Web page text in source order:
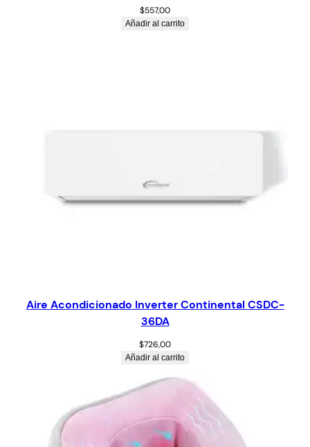
$557,00
Añadir al carrito
Aire Acondicionado Inverter Continental CSDC-
36DA
$726,00
Añadir al carrito